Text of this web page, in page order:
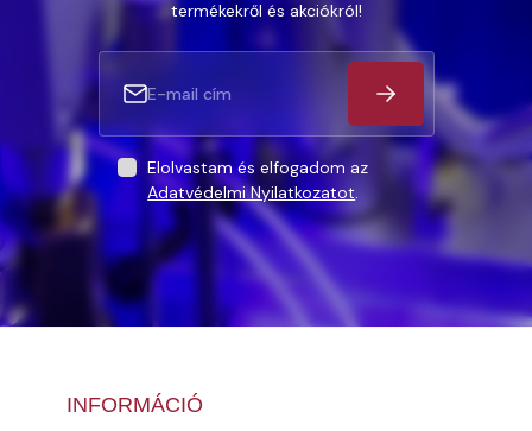
termékekről és akciókról!
Elolvastam és elfogadom az
Adatvédelmi Nyilatkozatot.
INFORMÁCIÓ